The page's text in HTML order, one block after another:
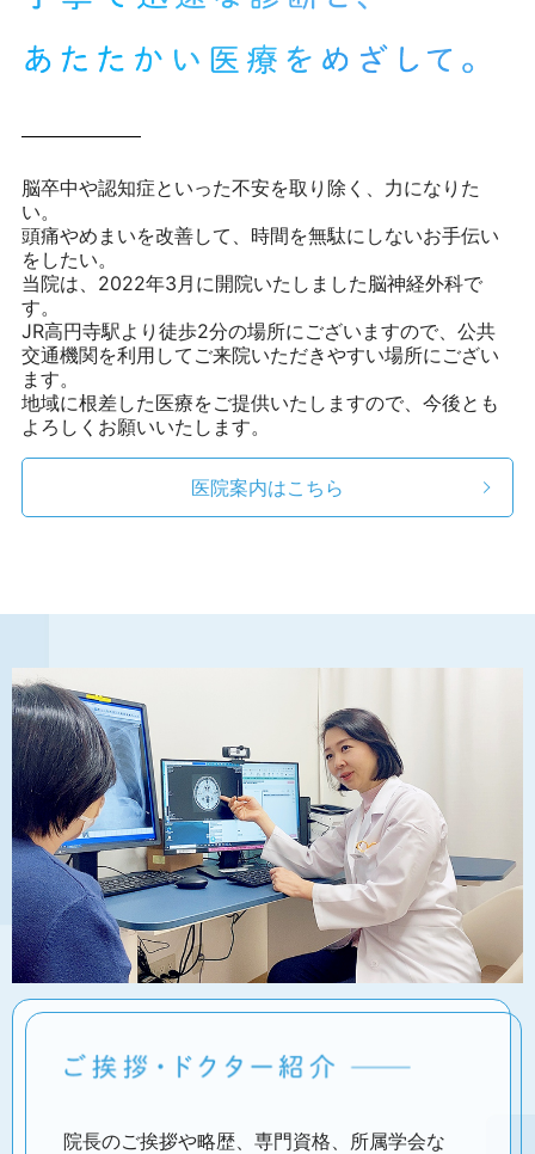
脳卒中や認知症といった不安を取り除く、力になりた
い。
頭痛やめまいを改善して、時間を無駄にしないお手伝い
をしたい。
当院は、2022年3月に開院いたしました脳神経外科で
す。
JR高円寺駅より徒歩2分の場所にございますので、 公共
交通機関を利用してご来院いただきやすい場所にござい
ます。
地域に根差した医療をご提供いたしますので、今後とも
よろしくお願いいたします。
医院案内はこちら
院長のご挨拶や略歴、専門資格、所属学会な